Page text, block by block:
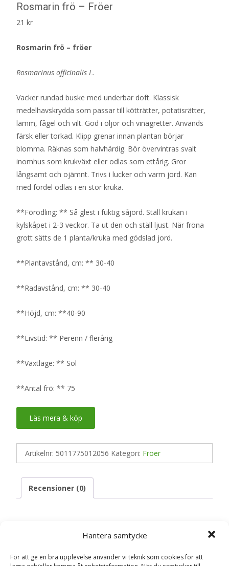
Hantera samtycke
För att ge en bra upplevelse använder vi teknik som cookies för att
Rosmarin frö – Fröer
21 kr
Rosmarin frö – fröer
Rosmarinus officinalis L.
Vacker rundad buske med underbar doft. Klassisk
medelhavskrydda som passar till kötträtter, potatisrätter,
lamm, fågel och vilt. God i oljor och vinägretter. Används
färsk eller torkad. Klipp grenar innan plantan börjar
blomma. Räknas som halvhärdig. Bör övervintras svalt
inomhus som krukväxt eller odlas som ettårig. Gror
långsamt och ojämnt. Trivs i lucker och varm jord. Kan
med fördel odlas i en stor kruka.
**Förodling: ** Så glest i fuktig såjord. Ställ krukan i
kylskåpet i 2-3 veckor. Ta ut den och ställ ljust. När fröna
grott sätts de 1 planta/kruka med gödslad jord.
**Plantavstånd, cm: ** 30-40
**Radavstånd, cm: ** 30-40
**Höjd, cm: **40-90
**Livstid: ** Perenn / flerårig
**Växtläge: ** Sol
**Antal frö: ** 75
Läs mera & köp
Artikelnr: 5011775012056 Kategori: Fröer
Recensioner (0)
Recensioner
Det finns inga recensioner än.